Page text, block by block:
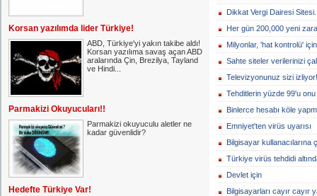
Korsan yazılımda lider Türkiye!
ABD, Türkiye'yi yakın takibe aldı!
Korsan yazılıma savaş açan ABD
aralarında Çin, Brezilya, Tayland
ve Hindi...
Parmakizi Okuyucuları!!
Parmakizi okuyuculu aletler ne
kadar güvenlidir?
Hedefte Türkiye Var!
Dikkat Vergi Dairesi
Her gün 200,000 yeni
Milyonlar, 'hat kontrolü'
Sahte siteler verilerinizi
Televizyonunuz sizi izliyor!
Tehditlerin yüzde 99'u onu
Binlerce hesabı köle
Emniyet'ten virüs uyarısı
Bilgisayar kullanacılarına
Türkiye virüs tehdidi
Devlet için
Bilgisayarları cayır cayır